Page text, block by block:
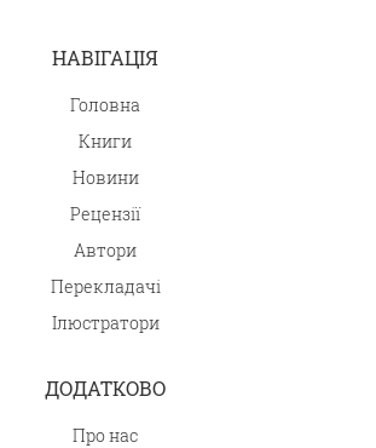
НАВІГАЦІЯ
Головна
Книги
Новини
Рецензії
Автори
Перекладачі
Ілюстратори
ДОДАТКОВО
Про нас